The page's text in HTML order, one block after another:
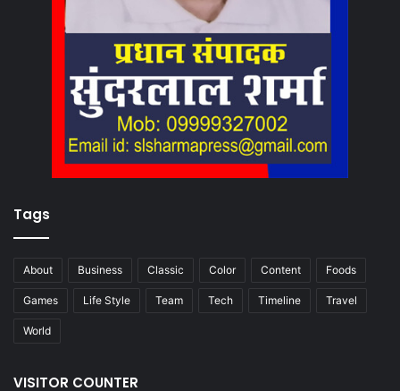
Tags
About Business Classic Color Content Foods
Games Life Style Team Tech Timeline Travel
World
VISITOR COUNTER